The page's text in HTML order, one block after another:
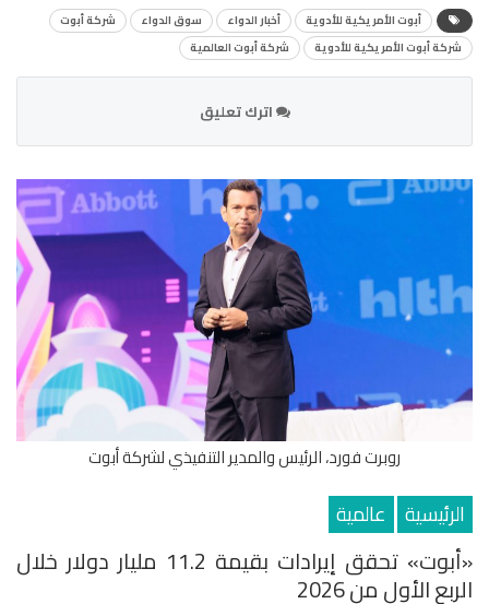
أبوت الأمريكية للأدوية أخبار الدواء سوق الدواء
شركة أبوت
شركة أبوت الأمريكية للأدوية
شركة أبوت العالمية
اترك تعليق
روبرت فورد، الرئيس والمدير التنفيذي لشركة أبوت
الرئيسية عالمية
«أبوت» تحقق إيرادات بقيمة 11.2 مليار دولار خلال
الربع الأول من 2026